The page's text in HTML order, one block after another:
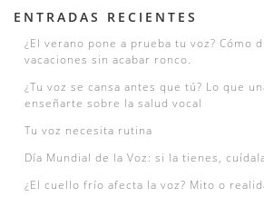
ENTRADAS RECIENTES
¿El verano pone a prueba tu voz? Cómo
vacaciones sin acabar ronco.
¿Tu voz se cansa antes que tú? Lo que
enseñarte sobre la salud vocal
Tu voz necesita rutina
Día Mundial de la Voz: si la tienes,
¿El cuello frío afecta la voz? Mito o